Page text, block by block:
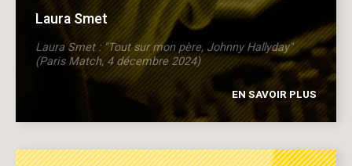
Laura Smet
Laura Smet : "Tout sur mon père, Johnny Hallyday"
(Paris Match, 4 décembre 2024)
EN SAVOIR PLUS